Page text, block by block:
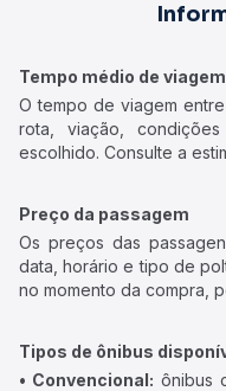
Tempo médio de viagem
O tempo de viagem
rota, viação,
escolhido. Consulte a
Preço da passagem
Os preços das
data, horário e tipo de
no momento da compra,
Tipos de ônibus
• Convencional: ônibus